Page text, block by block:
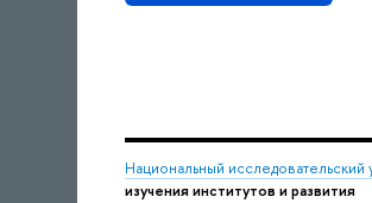
Национальный
изучения институтов и развития